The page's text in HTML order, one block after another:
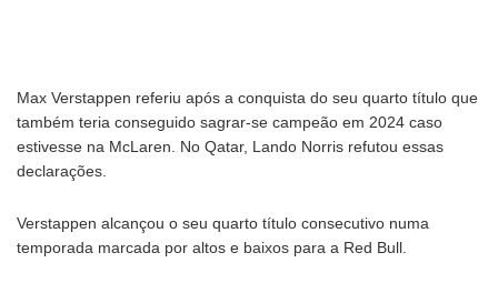
Max Verstappen referiu após a conquista do seu quarto título que
também teria conseguido sagrar-se campeão em 2024 caso
estivesse na McLaren. No Qatar, Lando Norris refutou essas
declarações.
Verstappen alcançou o seu quarto título consecutivo numa
temporada marcada por altos e baixos para a Red Bull.